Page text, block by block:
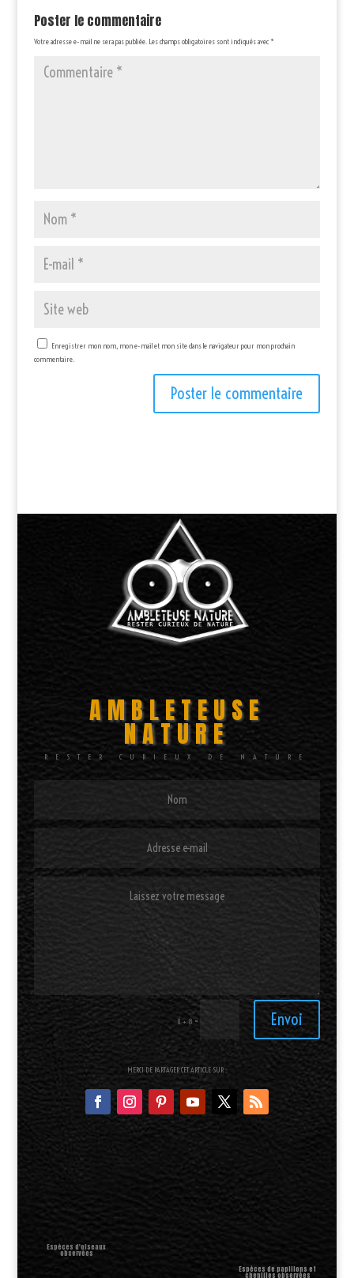
Poster le commentaire
Votre adresse e-mail ne sera pas publiée. Les champs obligatoires sont indiqués avec*
Enregistrer mon nom, mon e-mail et mon site dans le navigateur pour mon prochain
commentaire.
AMBLETEUSE
NATURE
RESTER CURIEUX DE NATURE
11 + 8= Envoi
MERCI DE PARTAGER CET ARTICLE SUR :
Espèces d'oiseaux
observées
Espèces de papillons et
chenilles observées